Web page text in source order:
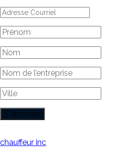
chauffeur inc